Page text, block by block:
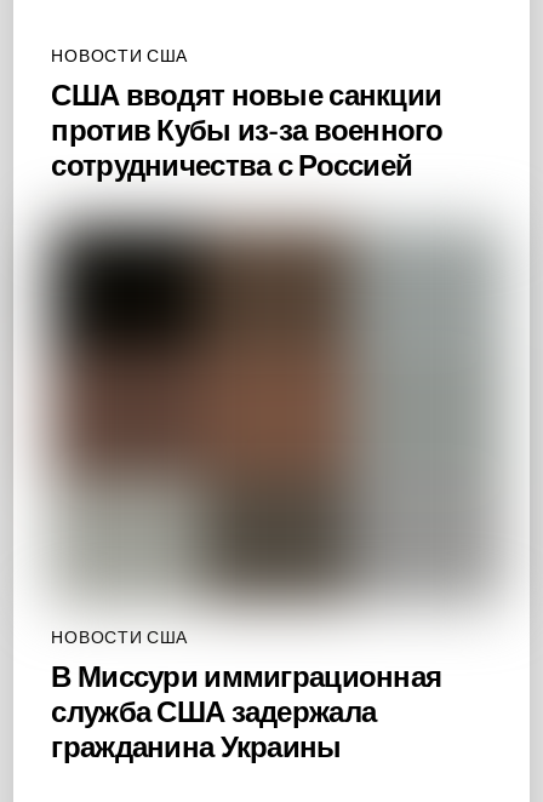
НОВОСТИ США
США вводят новые санкции
против Кубы из-за военного
сотрудничества с Россией
НОВОСТИ США
В Миссури иммиграционная
служба США задержала
гражданина Украины